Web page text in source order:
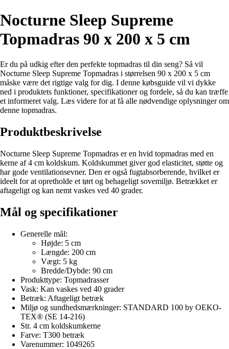
Nocturne Sleep Supreme
Topmadras 90 x 200 x 5 cm
Er du på udkig efter den perfekte topmadras til din seng? Så vil
Nocturne Sleep Supreme Topmadras i størrelsen 90 x 200 x 5 cm
måske være det rigtige valg for dig. I denne købsguide vil vi dykke
ned i produktets funktioner, specifikationer og fordele, så du kan træffe
et informeret valg. Læs videre for at få alle nødvendige oplysninger om
denne topmadras.
Produktbeskrivelse
Nocturne Sleep Supreme Topmadras er en hvid topmadras med en
kerne af 4 cm koldskum. Koldskummet giver god elasticitet, støtte og
har gode ventilationsevner. Den er også fugtabsorberende, hvilket er
ideelt for at opretholde et tørt og behageligt sovemiljø. Betrækket er
aftageligt og kan nemt vaskes ved 40 grader.
Mål og specifikationer
Generelle mål:
Højde: 5 cm
Længde: 200 cm
Vægt: 5 kg
Bredde/Dybde: 90 cm
Produkttype: Topmadrasser
Vask: Kan vaskes ved 40 grader
Betræk: Aftageligt betræk
Miljø og sundhedsmærkninger: STANDARD 100 by OEKO-
TEX® (SE 14-216)
Str. 4 cm koldskumkerne
Farve: T300 betræk
Varenummer: 1049265